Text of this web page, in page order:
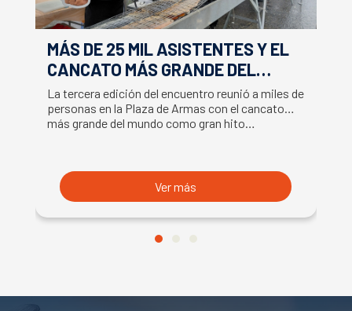
MÁS DE 25 MIL ASISTENTES Y EL
CANCATO MÁS GRANDE DEL
MUNDO MARCAN EXITOSO CIERRE
DE LA SEMANA DEL SALMÓN
La tercera edición del encuentro reunió a miles de
personas en la Plaza de Armas con el cancato
más grande del mundo como gran hito…
Ver más